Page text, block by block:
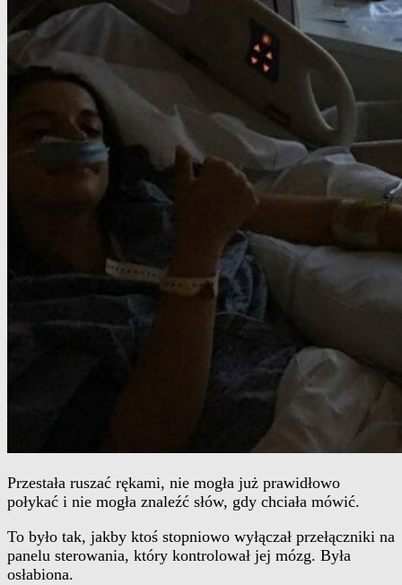
Przestała ruszać rękami, nie mogła już prawidłowo
połykać i nie mogła znaleźć słów, gdy chciała mówić.
To było tak, jakby ktoś stopniowo wyłączał przełączniki na
panelu sterowania, który kontrolował jej mózg. Była
osłabiona.